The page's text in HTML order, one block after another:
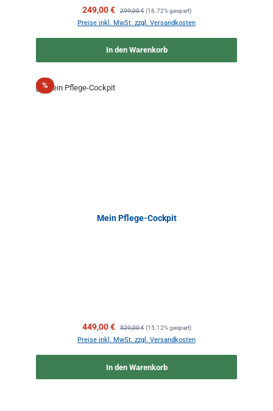
Verkaufspreis:
249,00 € Regulärer Preis:
299,00 € (16.72% gespart)
Preise inkl. MwSt. zzgl. Versandkosten
In den Warenkorb
%Rabatt
Mein Pflege-Cockpit
Verkaufspreis:
449,00 € Regulärer Preis:
529,00 € (15.12% gespart)
Preise inkl. MwSt. zzgl. Versandkosten
In den Warenkorb